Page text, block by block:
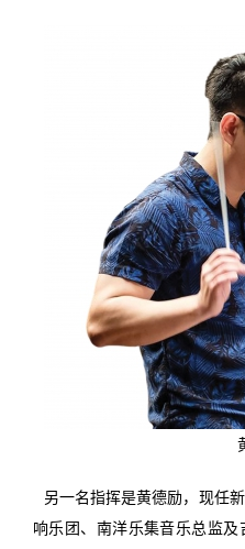
另一名指挥是黄德励，现任
响乐团、南洋乐集音乐总监